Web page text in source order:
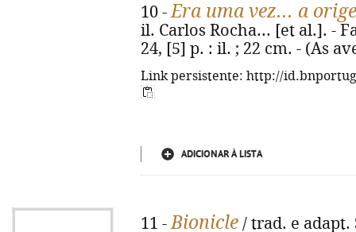
10 -Era uma vez... a
il. Carlos Rocha... [et al.]. -
24, [5] p. : il. ; 22 cm. - (As
Link persistente: http://
ADICIONAR À LISTA
11 -Bionicle / trad. e adapt.